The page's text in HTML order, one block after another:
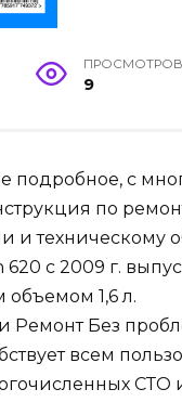
ПРОСМОТРОВ
9
подробное, с
по
и техническому
620 с 2009 г.
объемом 1,6 л.
Ремонт Без
всем
СТО